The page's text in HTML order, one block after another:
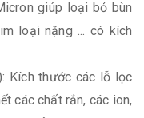
giúp loại bỏ bùn
loại nặng ... có kích
Kích thước các lỗ lọc
các chất rắn, các ion,